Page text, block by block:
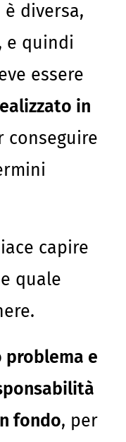
diversa,
e quindi
essere
in
conseguire
capire
quale
e
fondo, per